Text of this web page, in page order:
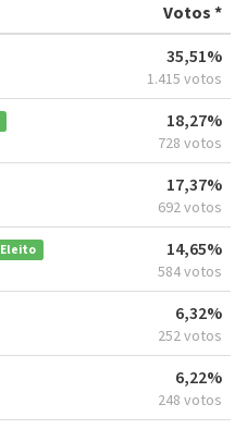
Votos *
35,51%
1.415 votos
18,27%
728 votos
17,37%
692 votos
Eleito 14,65%
584 votos
6,32%
252 votos
6,22%
248 votos